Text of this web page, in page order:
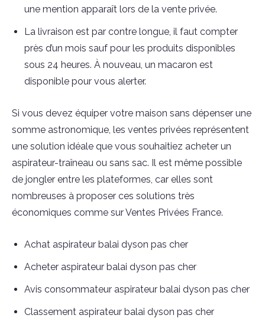
une mention apparaît lors de la vente privée.
La livraison est par contre longue, il faut compter
près d’un mois sauf pour les produits disponibles
sous 24 heures. À nouveau, un macaron est
disponible pour vous alerter.
Si vous devez équiper votre maison sans dépenser une
somme astronomique, les ventes privées représentent
une solution idéale que vous souhaitiez acheter un
aspirateur-traîneau ou sans sac. Il est même possible
de jongler entre les plateformes, car elles sont
nombreuses à proposer ces solutions très
économiques comme sur Ventes Privées France.
Achat aspirateur balai dyson pas cher
Acheter aspirateur balai dyson pas cher
Avis consommateur aspirateur balai dyson pas cher
Classement aspirateur balai dyson pas cher